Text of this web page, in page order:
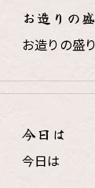
お造りの
お造りの盛
今日は
今日は